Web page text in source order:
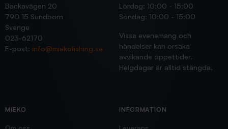
Backavägen 20
790 15 Sundborn
Sverige
023-62170
E-post: info@miekofishing.se
Lördag: 10:00 - 15:00
Söndag: 10:00 - 15:00
Vissa evenemang och
händelser kan orsaka
avvikande öppettider.
Helgdagar är alltid stängda.
MIEKO INFORMATION